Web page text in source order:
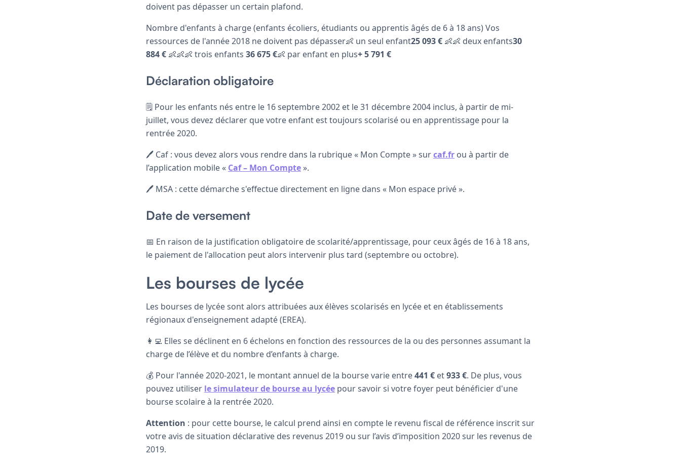
doivent pas dépasser un certain plafond.
Nombre d'enfants à charge (enfants écoliers, étudiants ou apprentis âgés de 6 à 18 ans) Vos
ressources de l'année 2018 ne doivent pas dépasser👶 un seul enfant25 093 € 👶👶 deux enfants30
884 € 👶👶👶 trois enfants 36 675 €👶 par enfant en plus+ 5 791 €
Déclaration obligatoire
🗒️ Pour les enfants nés entre le 16 septembre 2002 et le 31 décembre 2004 inclus, à partir de mi-
juillet, vous devez déclarer que votre enfant est toujours scolarisé ou en apprentissage pour la
rentrée 2020.
🖊️ Caf : vous devez alors vous rendre dans la rubrique « Mon Compte » surcaf.fr ou à partir de
l’application mobile « Caf – Mon Compte ».
🖊️ MSA : cette démarche s'effectue directement en ligne dans « Mon espace privé ».
Date de versement
📅 En raison de la justification obligatoire de scolarité/apprentissage, pour ceux âgés de 16 à 18 ans,
le paiement de l'allocation peut alors intervenir plus tard (septembre ou octobre).
Les bourses de lycée
Les bourses de lycée sont alors attribuées aux élèves scolarisés en lycée et en établissements
régionaux d'enseignement adapté (EREA).
👩‍💻 Elles se déclinent en 6 échelons en fonction des ressources de la ou des personnes assumant la
charge de l’élève et du nombre d’enfants à charge.
💰 Pour l'année 2020-2021, le montant annuel de la bourse varie entre441 € et933 €. De plus, vous
pouvez utiliser le simulateur de bourse au lycée pour savoir si votre foyer peut bénéficier d'une
bourse scolaire à la rentrée 2020.
Attention : pour cette bourse, le calcul prend ainsi en compte le revenu fiscal de référence inscrit sur
votre avis de situation déclarative des revenus 2019 ou sur l’avis d’imposition 2020 sur les revenus de
2019.